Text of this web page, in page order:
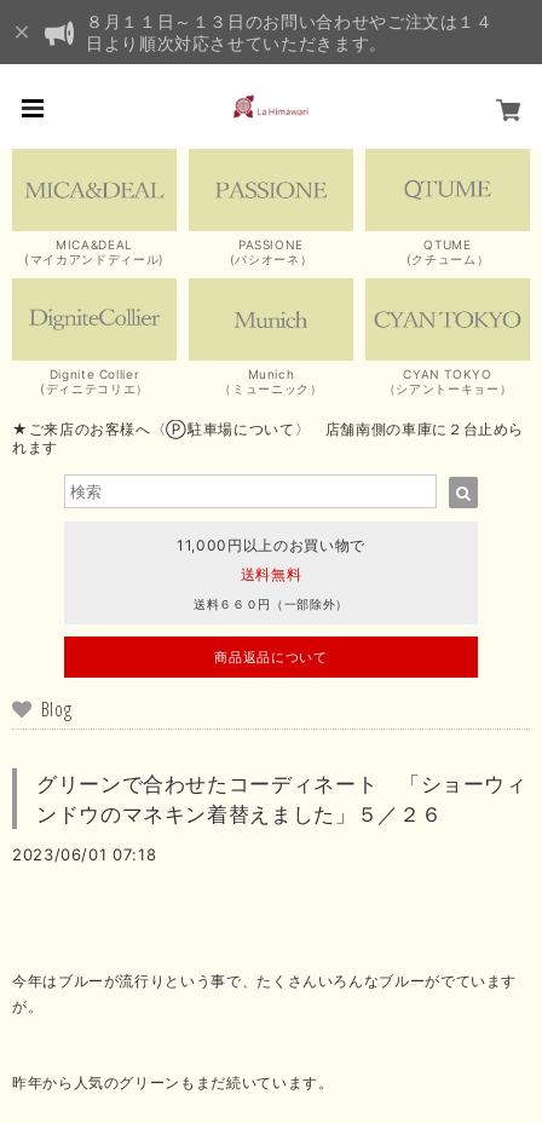
８月１１日～１３日のお問い合わせやご注文は１４
日より順次対応させていただきます。
MICA&DEAL
(マイカアンドディール)
PASSIONE
(パシオーネ）
QTUME
(クチューム）
Dignite Collier
(ディニテコリエ）
Munich
（ミューニック）
CYAN TOKYO
（シアントーキョー）
★ご来店のお客様へ〈Ⓟ駐車場について〉 店舗南側の車庫に２台止めら
れます
11,000円以上のお買い物で
送料無料
送料６６０円（一部除外）
商品返品について
Blog
グリーンで合わせたコーディネート 「ショーウィ
ンドウのマネキン着替えました」５／２６
2023/06/01 07:18
今年はブルーが流行りという事で、たくさんいろんなブルーがでています
が。
昨年から人気のグリーンもまだ続いています。